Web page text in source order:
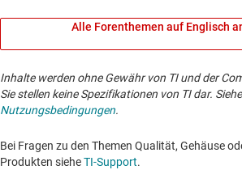
Alle Forenthemen auf Englisch
Inhalte werden ohne Gewähr von TI und der
Sie stellen keine Spezifikationen von TI dar. Siehe
Nutzungsbedingungen.
Bei Fragen zu den Themen Qualität, Gehäuse
Produkten sieheTI-Support. ​​​​​​​​​​​​​​